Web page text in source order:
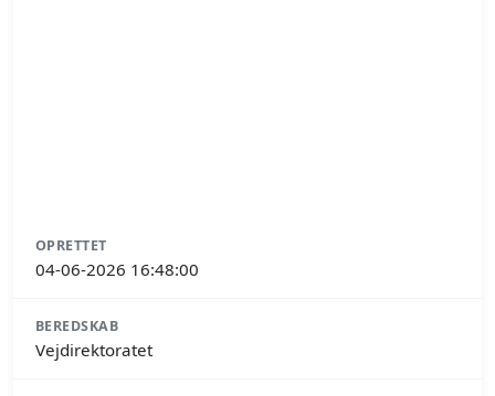
OPRETTET
04-06-2026 16:48:00
BEREDSKAB
Vejdirektoratet